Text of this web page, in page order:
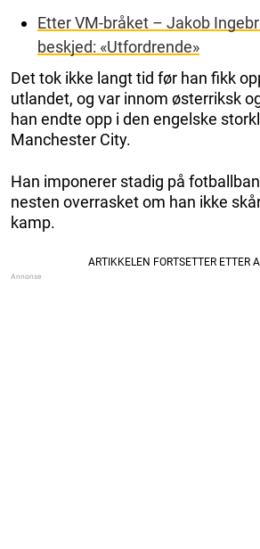
Etter VM-bråket – Jakob
beskjed: «Utfordrende»
Det tok ikke langt tid før han fikk
utlandet, og var innom østerriksk
han endte opp i den engelske
Manchester City.
Han imponerer stadig på
nesten overrasket om han ikke
kamp.